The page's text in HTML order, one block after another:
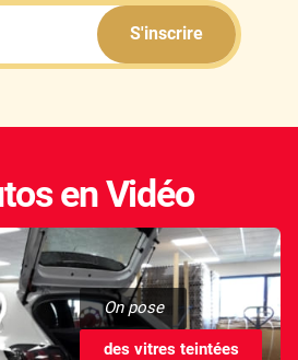
S'inscrire
en Vidéo
On pose
des vitres teintées